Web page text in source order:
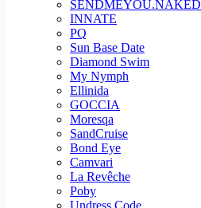
SENDMEYOU.NAKED
INNATE
PQ
Sun Base Date
Diamond Swim
My Nymph
Ellinida
GOCCIA
Moresqa
SandCruise
Bond Eye
Camvari
La Revêche
Poby
Undress Code